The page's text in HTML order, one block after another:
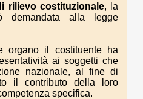
rilievo costituzionale, la
demandata alla legge
organo il costituente ha
ai soggetti che
nazionale, al fine di
il contributo della loro
specifica.